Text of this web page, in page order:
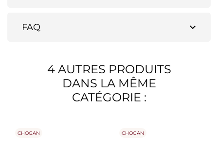
expand_more
FAQ
4 AUTRES PRODUITS
DANS LA MÊME
CATÉGORIE :
CHOGAN CHOGAN